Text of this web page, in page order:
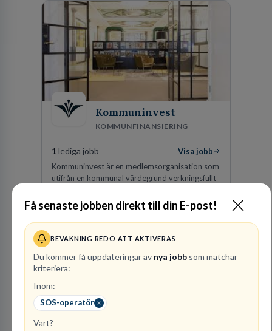
Få senaste jobben direkt till din E-post!
BEVAKNING REDO ATT AKTIVERAS
Du kommer få uppdateringar av nya jobb som matchar
kriteriera:
Inom:
SOS-operatör
Vart?
den största privata återförsäljaren av Volvo
Lastvagnar och finns representerade på 20
orter i södra Sverige.
Kommuninvest
KOMMUNFINANSIERING
1 lediga jobb
Visa jobb
Kommuninvest är en medlemsorganisation som
utifrån en kommunal värdegrund verkningsfullt
finansieringsfrågor.
Besök profil